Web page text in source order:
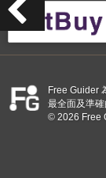
Free Guider
最全面及準確
© 2026 Free